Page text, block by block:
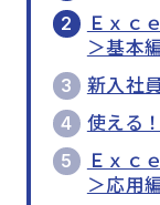
Ｅｘｃ
＞基本
新入社
使える
Ｅｘｃ
＞応用